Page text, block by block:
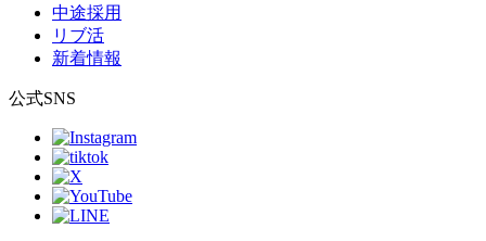
中途採用
リブ活
新着情報
公式SNS